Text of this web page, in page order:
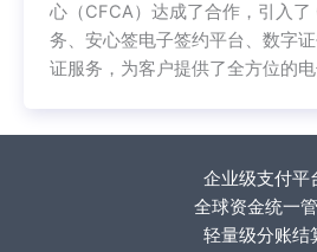
心（CFCA）达成了合作，引入了
务、安心签电子签约平台、数字
证服务，为客户提供了全方位的
企业级支付平
全球资金统一
轻量级分账结